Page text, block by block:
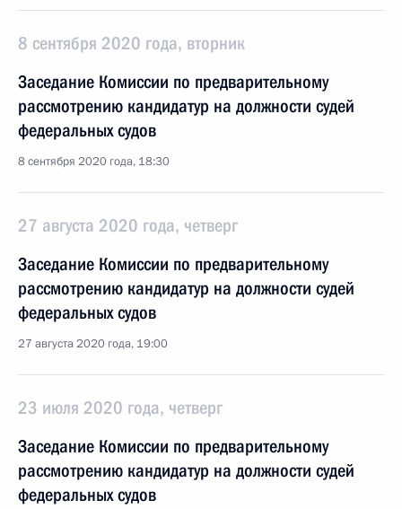
8 сентября 2020 года, вторник
Заседание Комиссии по предварительному
рассмотрению кандидатур на должности судей
федеральных судов
8 сентября 2020 года, 18:30
27 августа 2020 года, четверг
Заседание Комиссии по предварительному
рассмотрению кандидатур на должности судей
федеральных судов
27 августа 2020 года, 19:00
23 июля 2020 года, четверг
Заседание Комиссии по предварительному
рассмотрению кандидатур на должности судей
федеральных судов